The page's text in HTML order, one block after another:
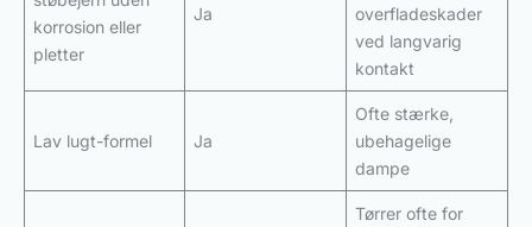
korrosion eller
pletter
Ja
overfladeskader
ved langvarig
kontakt
Lav lugt-formel Ja
Ofte stærke,
ubehagelige
dampe
Tørrer ofte for